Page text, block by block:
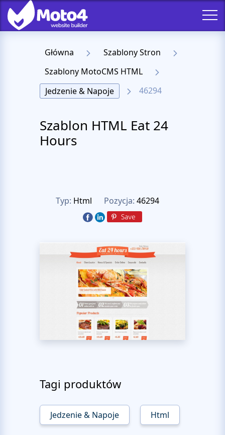
Główna
Szablony Stron
Szablony MotoCMS HTML
Jedzenie & Napoje
46294
Szablon HTML Eat 24
Hours
Typ: Html Pozycja: 46294
Tagi produktów
Jedzenie & Napoje Html